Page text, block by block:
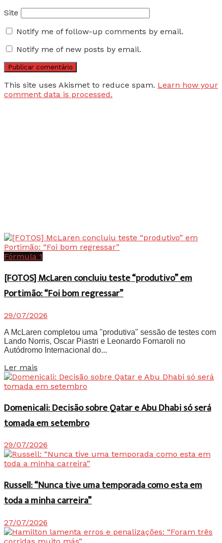
Site
Notify me of follow-up comments by email.
Notify me of new posts by email.
This site uses Akismet to reduce spam. Learn how your
comment data is processed.
Fórmula 1
[FOTOS] McLaren concluiu teste “produtivo” em
Portimão: “Foi bom regressar”
29/07/2026
A McLaren completou uma "produtiva" sessão de testes com
Lando Norris, Oscar Piastri e Leonardo Fornaroli no
Autódromo Internacional do...
Ler mais
Domenicali: Decisão sobre Qatar e Abu Dhabi só será
tomada em setembro
29/07/2026
Russell: “Nunca tive uma temporada como esta em
toda a minha carreira”
27/07/2026